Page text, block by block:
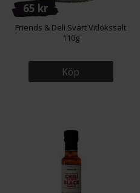
65 kr
Friends & Deli Svart Vitlökssalt
110g
Köp